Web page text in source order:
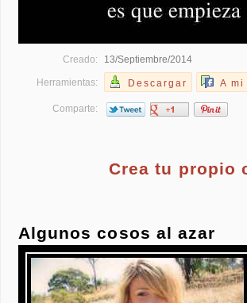
Creado: 13/Septiembre/2014
Herramientas: Descargar A mi
Comparte:
Crea tu propio
Algunos cosos al azar